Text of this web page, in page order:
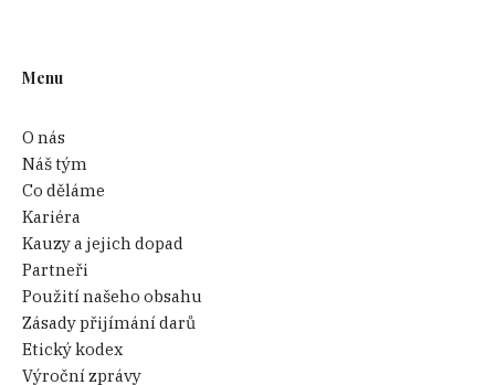
Menu
O nás
Náš tým
Co děláme
Kariéra
Kauzy a jejich dopad
Partneři
Použití našeho obsahu
Zásady přijímání darů
Etický kodex
Výroční zprávy